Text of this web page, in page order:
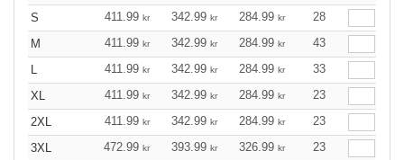
S
411.99 kr 342.99 kr 284.99 kr
28
M
411.99 kr 342.99 kr 284.99 kr
43
L
411.99 kr 342.99 kr 284.99 kr
33
XL
411.99 kr 342.99 kr 284.99 kr
23
2XL
411.99 kr 342.99 kr 284.99 kr
23
3XL
472.99 kr 393.99 kr 326.99 kr 23